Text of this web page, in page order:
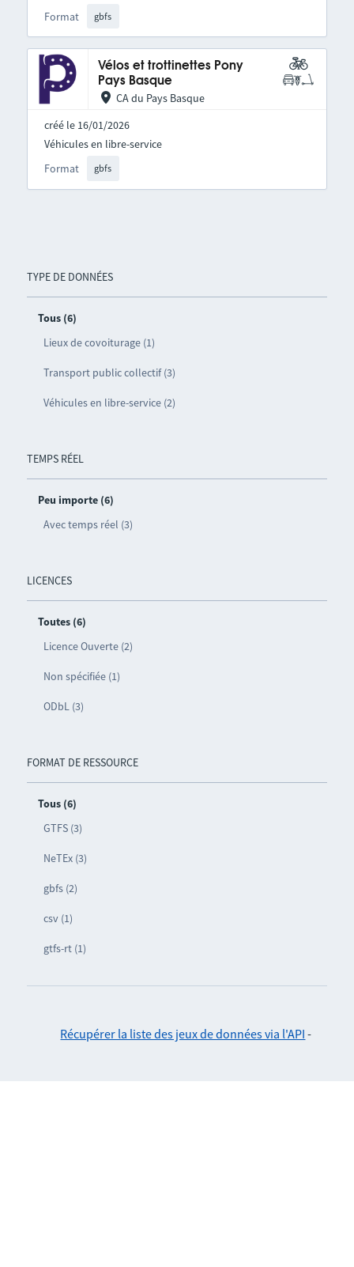
TYPE DE DONNÉES
Tous (6)
Lieux de covoiturage (1)
Transport public collectif (3)
Véhicules en libre-service (2)
TEMPS RÉEL
Peu importe (6)
Avec temps réel (3)
LICENCES
Toutes (6)
Licence Ouverte (2)
Non spécifiée (1)
ODbL (3)
FORMAT DE RESSOURCE
Tous (6)
GTFS (3)
NeTEx (3)
gbfs (2)
csv (1)
gtfs-rt (1)
Format gbfs
Vélos et trottinettes Pony
Pays Basque
CA du Pays Basque
créé le 16/01/2026
Format gbfs
Véhicules en libre-service
Récupérer la liste des jeux de données via l'API -